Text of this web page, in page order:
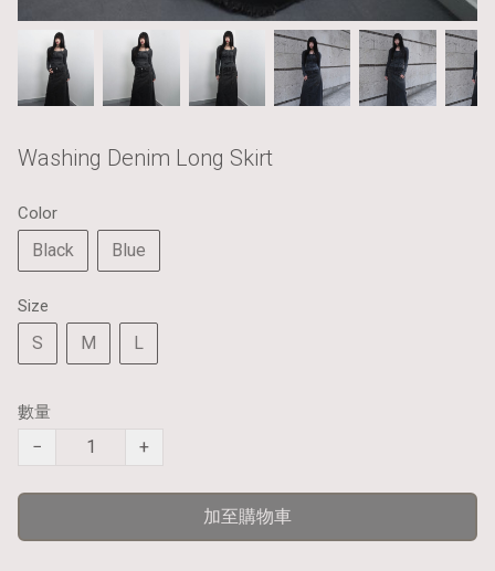
Washing Denim Long Skirt
Color
Black Blue
Size
S M L
數量
− +
加至購物車